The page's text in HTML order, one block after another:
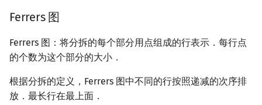
Ferrers 图
Ferrers 图：将分拆的每个部分用点组成的行表示．每行点
的个数为这个部分的大小．
根据分拆的定义，Ferrers 图中不同的行按照递减的次序排
放．最长行在最上面．